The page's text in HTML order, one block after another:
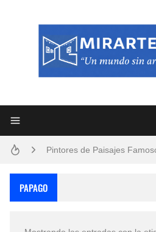
Pintores de Paisajes
PAPAGO